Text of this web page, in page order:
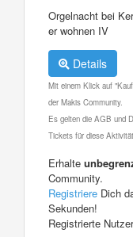
Orgelnacht bei
er wohnen IV
Details
Mit einem Klick auf
der Makis Community.
Es gelten die AGB und
Tickets für diese
Erhalte
Community.
Registriere Dich
Sekunden!
Registrierte